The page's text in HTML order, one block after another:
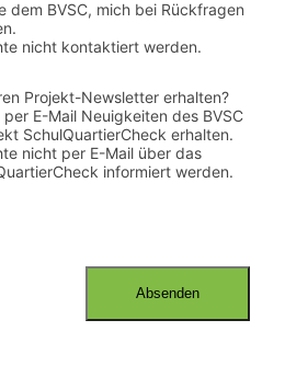
dem BVSC, mich bei Rückfragen
nicht kontaktiert werden.
Projekt-Newsletter erhalten?
E-Mail Neuigkeiten des BVSC
SchulQuartierCheck erhalten.
nicht per E-Mail über das
informiert werden.